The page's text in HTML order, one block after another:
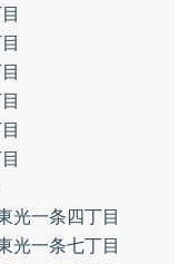
光一条四丁目
光一条七丁目